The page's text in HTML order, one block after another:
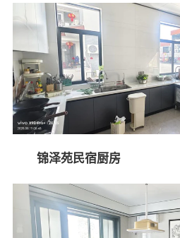
锦泽苑民宿厨房